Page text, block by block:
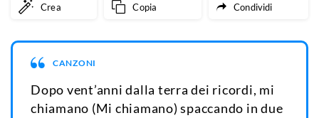
Crea Copia Condividi
CANZONI
Dopo vent’anni dalla terra dei ricordi, mi
chiamano (Mi chiamano) spaccando in due